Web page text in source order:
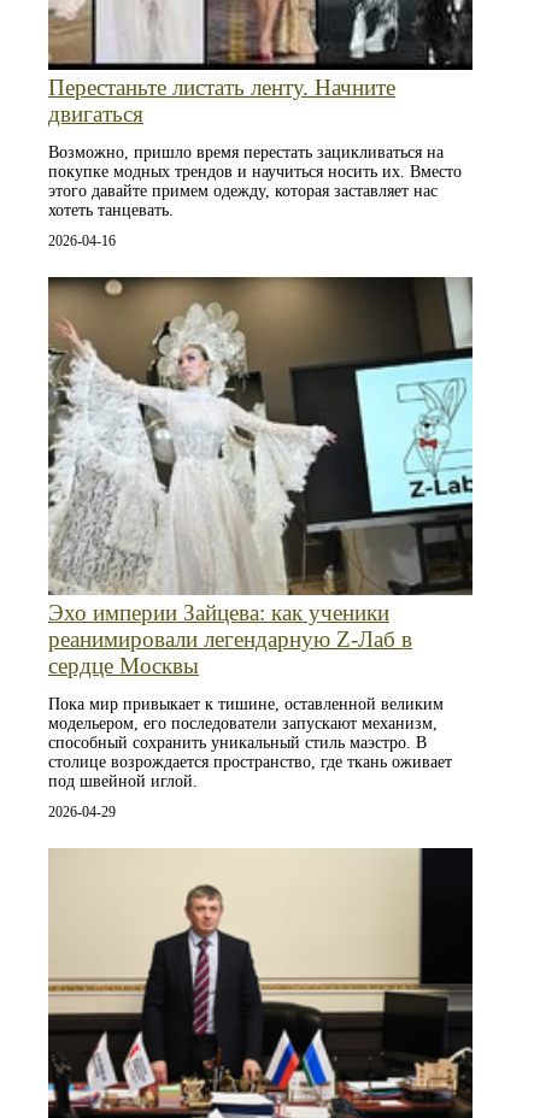
Перестаньте листать ленту. Начните
двигаться
Возможно, пришло время перестать зацикливаться на
покупке модных трендов и научиться носить их. Вместо
этого давайте примем одежду, которая заставляет нас
хотеть танцевать.
2026-04-16
Эхо империи Зайцева: как ученики
реанимировали легендарную Z-Лаб в
сердце Москвы
Пока мир привыкает к тишине, оставленной великим
модельером, его последователи запускают механизм,
способный сохранить уникальный стиль маэстро. В
столице возрождается пространство, где ткань оживает
под швейной иглой.
2026-04-29